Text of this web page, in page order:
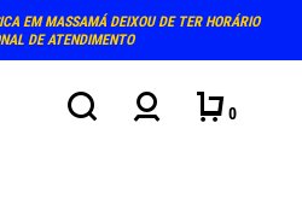
EM MASSAMÁ DEIXOU DE TER HORÁRIO
DE ATENDIMENTO
0